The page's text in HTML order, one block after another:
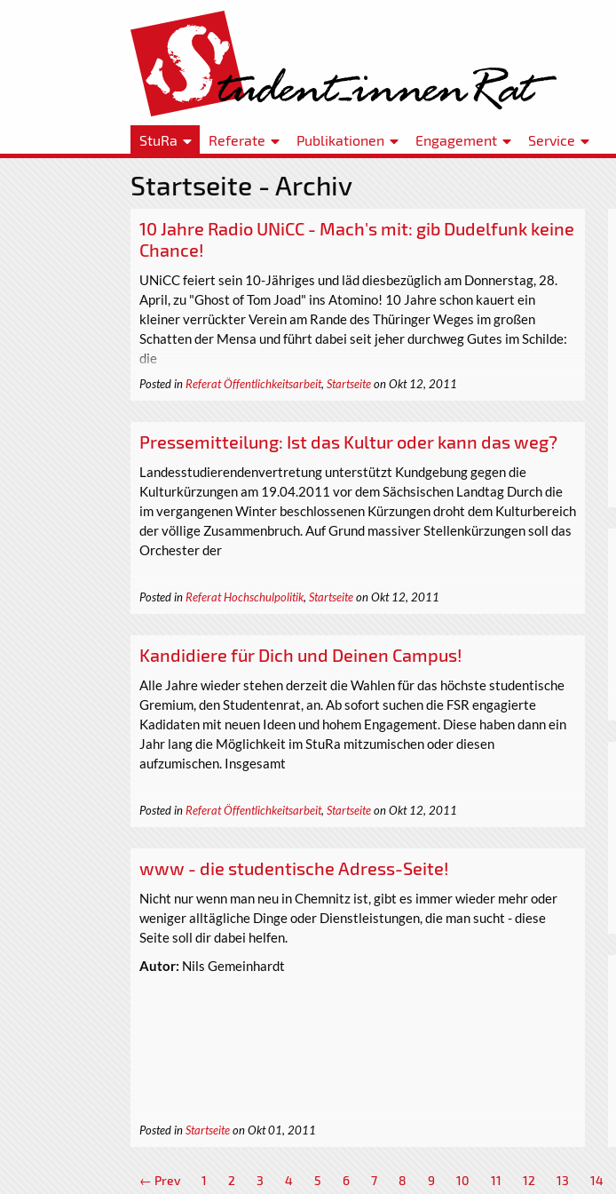
StuRa Referate Publikationen Engagement Service
Startseite - Archiv
10 Jahre Radio UNiCC - Mach's mit: gib Dudelfunk keine
Chance!
Posted in Referat Öffentlichkeitsarbeit, Startseiteon Okt 12, 2011
UNiCC feiert sein 10-Jähriges und läd diesbezüglich am Donnerstag, 28.
April, zu "Ghost of Tom Joad" ins Atomino! 10 Jahre schon kauert ein
kleiner verrückter Verein am Rande des Thüringer Weges im großen
Schatten der Mensa und führt dabei seit jeher durchweg Gutes im Schilde:
die
Pressemitteilung: Ist das Kultur oder kann das weg?
Posted in Referat Hochschulpolitik, Startseiteon Okt 12, 2011
Landesstudierendenvertretung unterstützt Kundgebung gegen die
Kulturkürzungen am 19.04.2011 vor dem Sächsischen Landtag Durch die
im vergangenen Winter beschlossenen Kürzungen droht dem Kulturbereich
der völlige Zusammenbruch. Auf Grund massiver Stellenkürzungen soll das
Orchester der
Kandidiere für Dich und Deinen Campus!
Posted in Referat Öffentlichkeitsarbeit, Startseiteon Okt 12, 2011
Alle Jahre wieder stehen derzeit die Wahlen für das höchste studentische
Gremium, den Studentenrat, an. Ab sofort suchen die FSR engagierte
Kadidaten mit neuen Ideen und hohem Engagement. Diese haben dann ein
Jahr lang die Möglichkeit im StuRa mitzumischen oder diesen
aufzumischen. Insgesamt
www - die studentische Adress-Seite!
Posted inStartseiteon Okt 01, 2011
Nicht nur wenn man neu in Chemnitz ist, gibt es immer wieder mehr oder
weniger alltägliche Dinge oder Dienstleistungen, die man sucht - diese
Seite soll dir dabei helfen.
Autor: Nils Gemeinhardt
← Prev 1 2 3 4 5 6 7 8 9 10 11 12 13 14